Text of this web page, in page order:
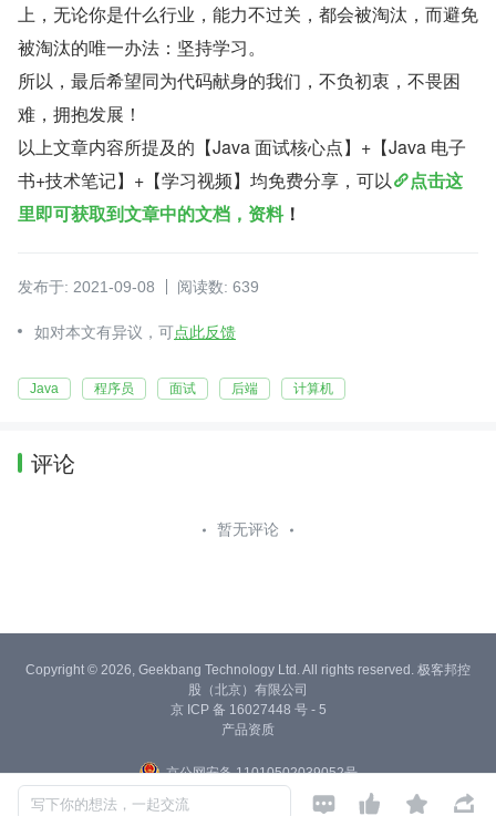
上，无论你是什么行业，能力不过关，都会被淘汰，而避免
被淘汰的唯一办法：坚持学习。
所以，最后希望同为代码献身的我们，不负初衷，不畏困
难，拥抱发展！
以上文章内容所提及的【Java 面试核心点】+【Java 电子
书+技术笔记】+【学习视频】均免费分享，可以
点击这
里即可获取到文章中的文档，资料！
发布于: 2021-09-08 阅读数: 639
如对本文有异议，可点此反馈
Java 程序员 面试 后端 计算机
评论
暂无评论
写下你的想法，一起交流    
Copyright © 2026, Geekbang Technology Ltd. All rights reserved. 极客邦控
股（北京）有限公司
京 ICP 备 16027448 号 - 5
产品资质
京公网安备 11010502039052号